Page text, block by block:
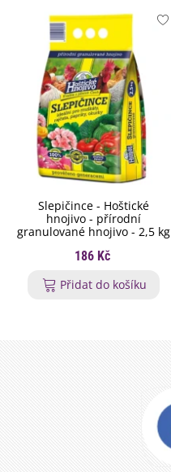
Slepičince - Hoštické
hnojivo - přírodní
granulované hnojivo - 2,5 kg
186 Kč
Přidat do košíku